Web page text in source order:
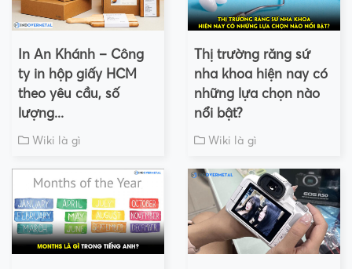
In An Khánh – Công
ty in hộp giấy HCM
theo yêu cầu, số
lượng...
Wiki là gì
Thị trường răng sứ
nha khoa hiện nay có
những lựa chọn nào
nổi bật?
Wiki là gì